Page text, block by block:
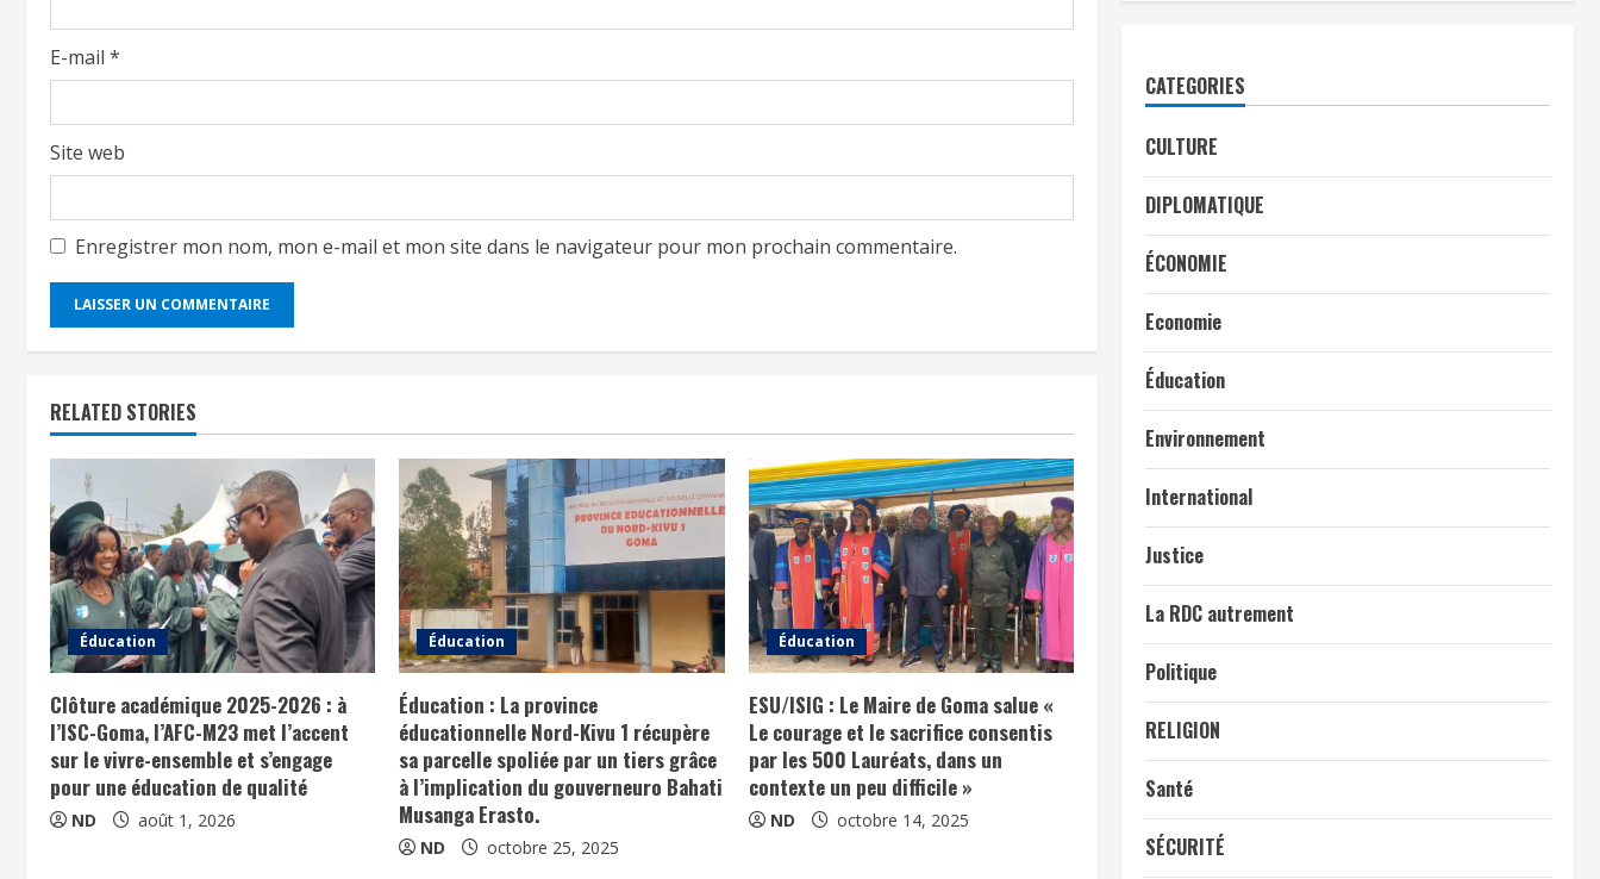
E-mail *
Site web
Enregistrer mon nom, mon e-mail et mon site dans le navigateur pour mon prochain commentaire.
RELATED STORIES
Éducation
Clôture académique 2025-2026 : à
l’ISC-Goma, l’AFC-M23 met l’accent
sur le vivre-ensemble et s’engage
pour une éducation de qualité
ND août 1, 2026
Éducation
Éducation : La province
éducationnelle Nord-Kivu 1 récupère
sa parcelle spoliée par un tiers grâce
à l’implication du gouverneuro Bahati
Musanga Erasto.
ND octobre 25, 2025
Éducation
ESU/ISIG : Le Maire de Goma salue «
Le courage et le sacrifice consentis
par les 500 Lauréats, dans un
contexte un peu difficile »
ND octobre 14, 2025
CATEGORIES
CULTURE
DIPLOMATIQUE
ÉCONOMIE
Economie
Éducation
Environnement
International
Justice
La RDC autrement
Politique
RELIGION
Santé
SÉCURITÉ